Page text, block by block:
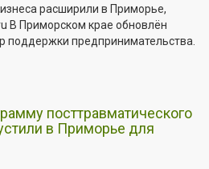
расширили в Приморье,
В Приморском крае обновлён
поддержки предпринимательства.
посттравматического
в Приморье для